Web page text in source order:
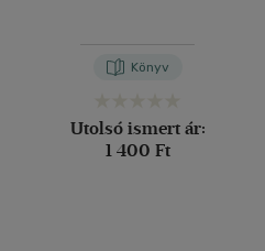
Könyv
Utolsó ismert ár:
1 400 Ft